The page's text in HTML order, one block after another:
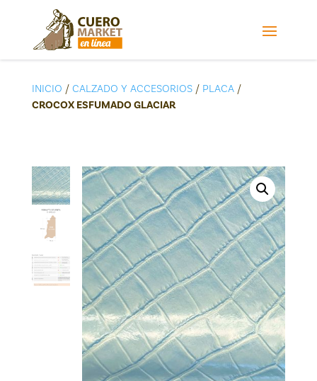
INICIO / CALZADO Y ACCESORIOS/ PLACA/
CROCOX ESFUMADO GLACIAR